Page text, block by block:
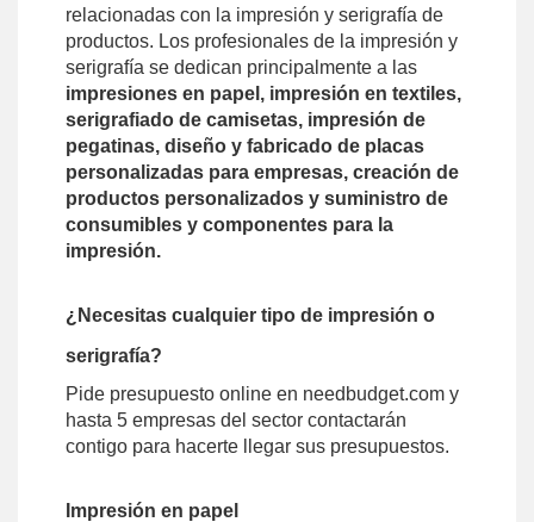
relacionadas con la impresión y serigrafía de
productos. Los profesionales de la impresión y
serigrafía se dedican principalmente a las
impresiones en papel, impresión en textiles,
serigrafiado de camisetas, impresión de
pegatinas, diseño y fabricado de placas
personalizadas para empresas, creación de
productos personalizados y suministro de
consumibles y componentes para la
impresión.
¿Necesitas cualquier tipo de impresión o
serigrafía?
Pide presupuesto online en needbudget.com y
hasta 5 empresas del sector contactarán
contigo para hacerte llegar sus presupuestos.
Impresión en papel